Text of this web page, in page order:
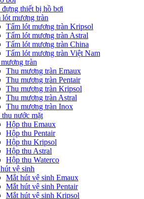
thiết bị hồ bơi
lót mương tràn
Tấm lót mương tràn Kripsol
Tấm lót mương tràn Astral
Tấm lót mương tràn China
Tấm lót mương tràn Việt Nam
tràn
Thu mương tràn Emaux
Thu mương tràn Pentair
Thu mương tràn Kripsol
Thu mương tràn Astral
Thu mương tràn Inox
nước mặt
Hộp thu Emaux
Hộp thu Pentair
Hộp thu Kripsol
Hộp thu Astral
Hộp thu Waterco
vệ sinh
Mắt hút vệ sinh Emaux
Mắt hút vệ sinh Pentair
Mắt hút vệ sinh Kripsol